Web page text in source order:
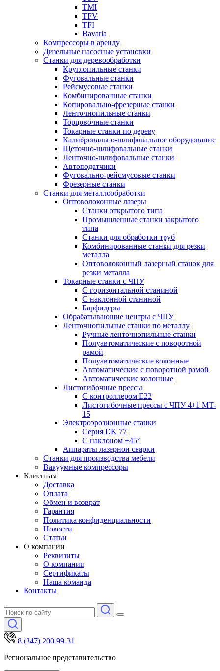
TMI
TFV
TFI
Bavaria
Компрессоры в аренду
Дизельные насосные установки
Станки для деревообработки
Круглопильные станки
Фуговальные станки
Рейсмусовые станки
Комбинированные станки
Копировально-фрезерные станки
Ленточнопильные станки
Торцовочные станки
Токарные станки по дереву
Калибровально-шлифовальное оборудование
Щеточно-шлифовальные станки
Ленточно-шлифовальные станки
Автоподатчики
Фуговально-рейсмусовые станки
Фрезерные станки
Станки для металлообработки
Оптоволоконные лазеры
Станки открытого типа
Промышленные станки закрытого
типа
Станки для обработки труб
Комбинированные станки для резки
металла
Оптоволоконный лазерный станок для
резки металла
Токарные станки с ЧПУ
С горизонтальной станиной
С наклонной станиной
Барфидеры
Обрабатывающие центры с ЧПУ
Ленточнопильные станки по металлу
Ручные ленточнопильные станки
Полуавтоматические с поворотной
рамой
Полуавтоматические колонные
Автоматические с поворотной рамой
Автоматические колонные
Листогибочные прессы
С контроллером E22
Листогибочные прессы с ЧПУ 4+1 MT-
15
Электроэрозионные станки
Серия DK 77
С наклоном ±45°
Аппараты лазерной сварки
Станки для производства мебели
Вакуумные компрессоры
Клиентам
Доставка
Оплата
Обмен и возврат
Гарантия
Политика конфиденциальности
Новости
Статьи
О компании
Реквизиты
О компании
Сертификаты
Наша команда
Контакты
8 (347) 200-99-31
Региональное представительство